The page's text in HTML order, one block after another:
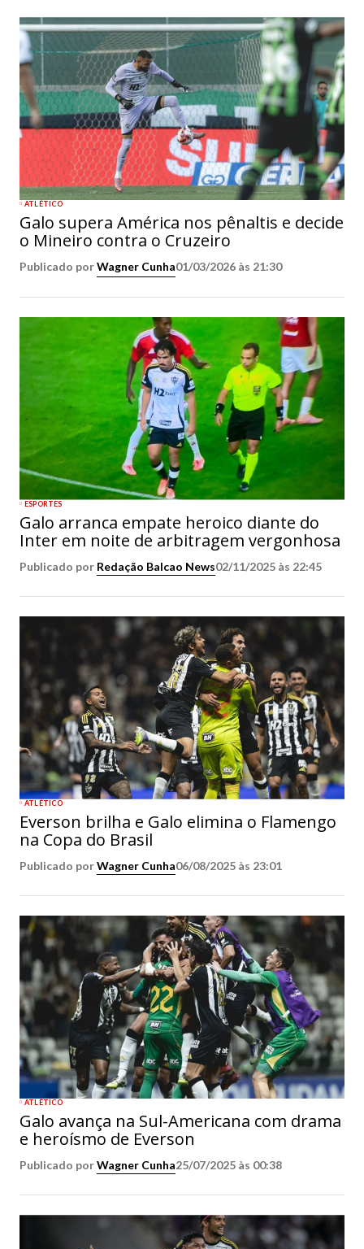
ATLÉTICO
Galo supera América nos pênaltis e decide
o Mineiro contra o Cruzeiro
Publicado porWagner Cunha01/03/2026 às 21:30
ESPORTES
Galo arranca empate heroico diante do
Inter em noite de arbitragem vergonhosa
Publicado por Redação Balcao News02/11/2025 às 22:45
ATLÉTICO
Everson brilha e Galo elimina o Flamengo
na Copa do Brasil
Publicado porWagner Cunha06/08/2025 às 23:01
ATLÉTICO
Galo avança na Sul-Americana com drama
e heroísmo de Everson
Publicado porWagner Cunha25/07/2025 às 00:38